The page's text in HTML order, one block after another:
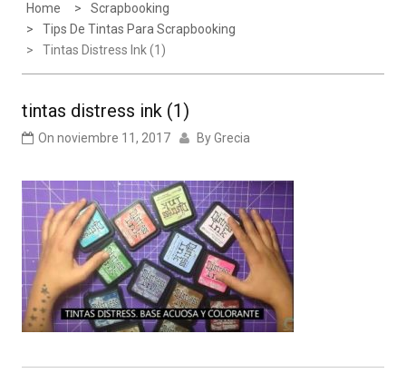
Home
Scrapbooking
Tips De Tintas Para Scrapbooking
Tintas Distress Ink (1)
tintas distress ink (1)
On noviembre 11, 2017 ByGrecia
Navegación